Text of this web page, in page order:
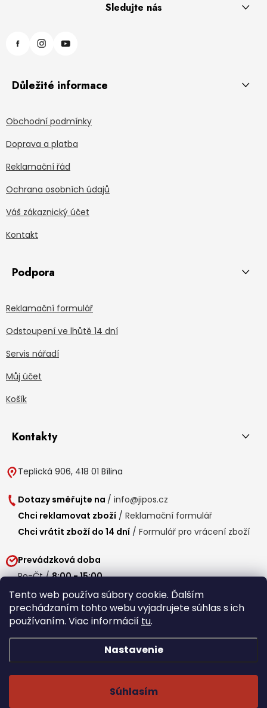
Tento web používa súbory cookie. Ďalším
prechádzaním tohto webu vyjadrujete súhlas s ich
používaním. Viac informácií tu.
Nastavenie
Súhlasím
Sledujte nás
Důležité informace
Obchodní podmínky
Doprava a platba
Reklamační řád
Ochrana osobních údajů
Váš zákaznický účet
Kontakt
Podpora
Reklamační formulář
Odstoupení ve lhůtě 14 dní
Servis nářadí
Můj účet
Košík
Kontakty
Teplická 906, 418 01 Bílina
Dotazy směřujte na / info@jipos.cz
Chci reklamovat zboží / Reklamační formulář
Chci vrátit zboží do 14 dní / Formulář pro vrácení zboží
Prevádzková doba
Po-Čt /8:00 - 15:00
Pá / 7:30 - 14:30
Obedňajšia prestávka /11:00 - 11:30
Běží na Shoptet Premium/Webdesign mi-ma.cz
Copyright 2026
cookies